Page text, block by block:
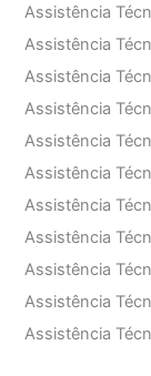
Assistência
Assistência
Assistência
Assistência
Assistência
Assistência
Assistência
Assistência
Assistência
Assistência
Assistência